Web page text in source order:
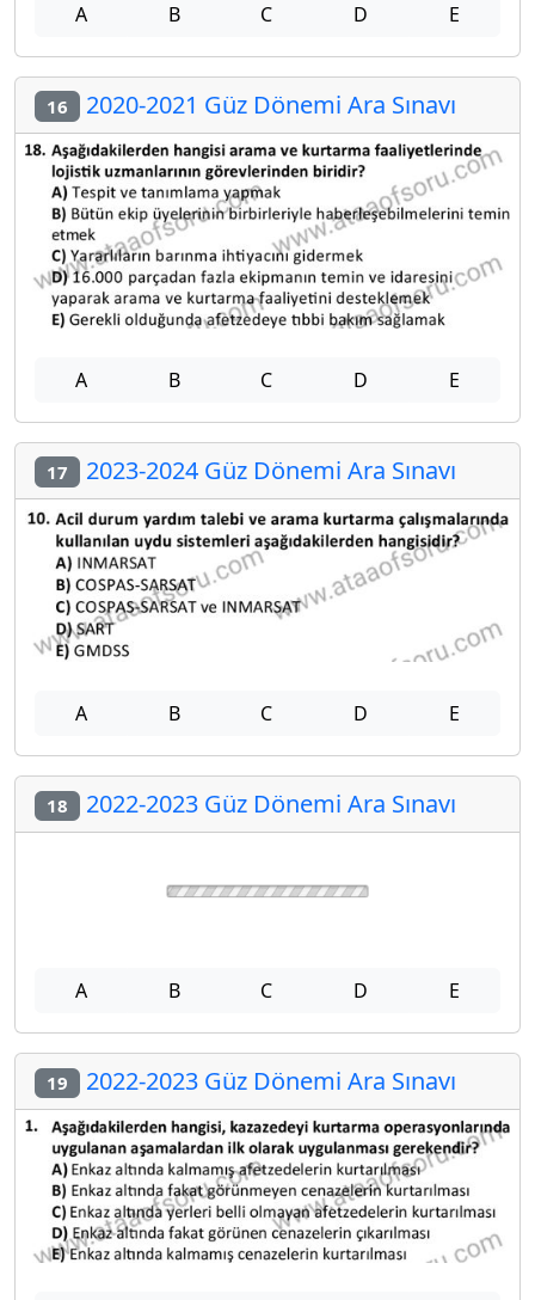
A B C D E
16 2020-2021 Güz Dönemi Ara Sınavı
A B C D E
17 2023-2024 Güz Dönemi Ara Sınavı
A B C D E
18 2022-2023 Güz Dönemi Ara Sınavı
A B C D E
19 2022-2023 Güz Dönemi Ara Sınavı